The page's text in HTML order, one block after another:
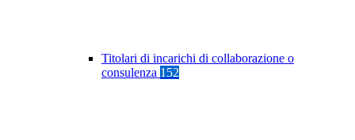
Titolari di incarichi di collaborazione o
consulenza 152